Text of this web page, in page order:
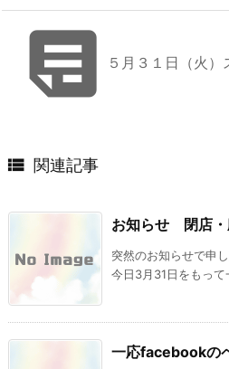
 ５月３１日（火
 関連記事
お知らせ 閉店・
突然のお知らせで申
今日3月31日をもって
一応facebookの